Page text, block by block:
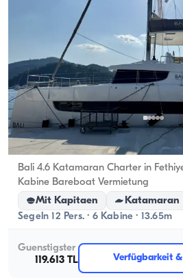
Fethiye, Muğla
Bali 4.6 Katamaran Charter in
Kabine Bareboat Vermietung
Mit Kapitaen
Katamaran
Segeln 12 Pers. · 6 Kabine · 13.65m
Guenstigster
119.613 TL
Verfügbarkeit &